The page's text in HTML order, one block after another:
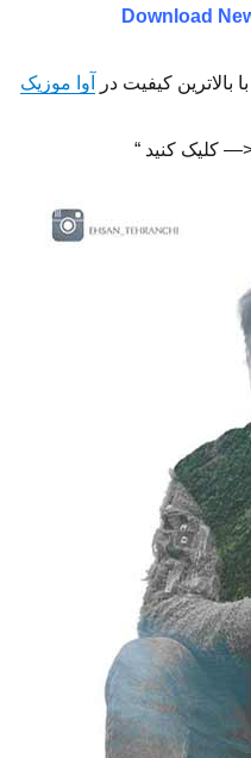
Download
با بالاترین کیفیت در آوا موزیک
کلیک کنید “